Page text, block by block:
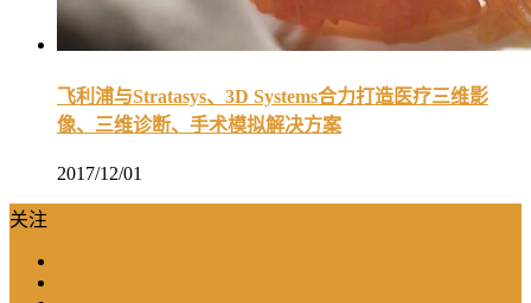
飞利浦与Stratasys、3D Systems合力打造医疗三维影
像、三维诊断、手术模拟解决方案
2017/12/01
关注